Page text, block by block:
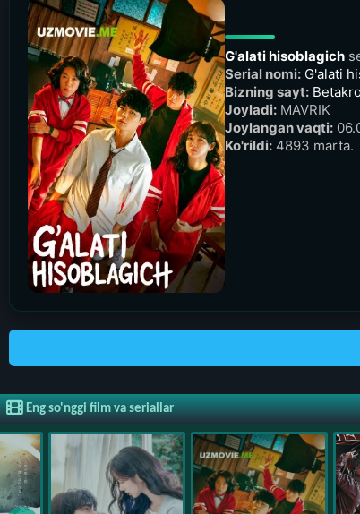
G'alati hisoblagich
Serial nomi: G'alati
Bizning sayt:
Joyladi: MAVRIK
Joylangan vaqti:
Ko'rildi: 4893 marta.
Eng so'nggi film va seriallar